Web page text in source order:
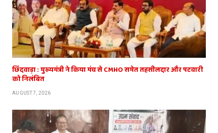
छिंदवाड़ा : मुख्यमंत्री ने किया मंच से CMHO समेत तहसीलदार और पटवारी
को निलंबित
AUGUST 7, 2026